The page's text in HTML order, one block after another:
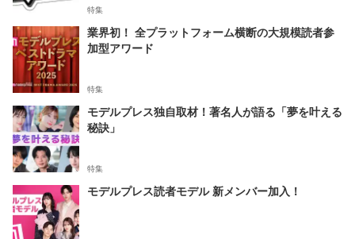
特集
業界初！ 全プラットフォーム横断の大規模読者参
加型アワード
特集
モデルプレス独自取材！著名人が語る「夢を叶える
秘訣」
特集
モデルプレス読者モデル 新メンバー加入！